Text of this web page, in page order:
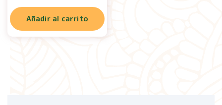
Añadir al carrito